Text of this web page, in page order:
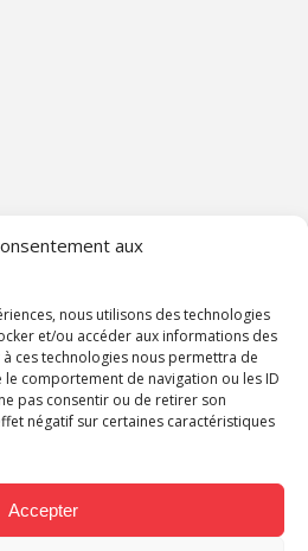
aux
nous utilisons des technologies
et/ou accéder aux informations des
ces technologies nous permettra de
comportement de navigation ou les ID
pas consentir ou de retirer son
négatif sur certaines caractéristiques
Accepter